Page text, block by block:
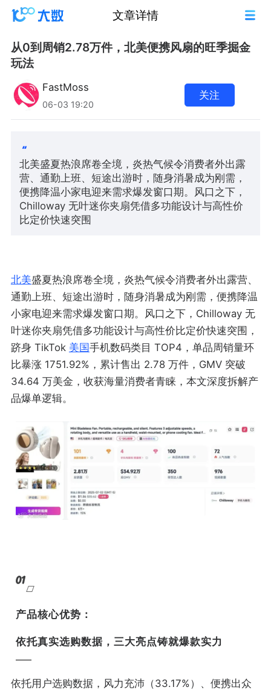
文章详情
从0到周销2.78万件，北美便携风扇的旺季掘金
玩法
FastMoss
06-03 19:20
关注
北美盛夏热浪席卷全境，炎热气候令消费者外出露
营、通勤上班、短途出游时，随身消暑成为刚需，
便携降温小家电迎来需求爆发窗口期。风口之下，
Chilloway 无叶迷你夹扇凭借多功能设计与高性价
比定价快速突围
北美盛夏热浪席卷全境，炎热气候令消费者外出露营、
通勤上班、短途出游时，随身消暑成为刚需，便携降温
小家电迎来需求爆发窗口期。风口之下，Chilloway 无
叶迷你夹扇凭借多功能设计与高性价比定价快速突围，
跻身 TikTok 美国手机数码类目 TOP4，单品周销量环
比暴涨 1751.92%，累计售出 2.78 万件，GMV 突破
34.64 万美金，收获海量消费者青睐，本文深度拆解产
品爆单逻辑。
01
产品核心优势：
依托真实选购数据，三大亮点铸就爆款实力
依托用户选购数据，风力充沛（33.17%）、便携出众